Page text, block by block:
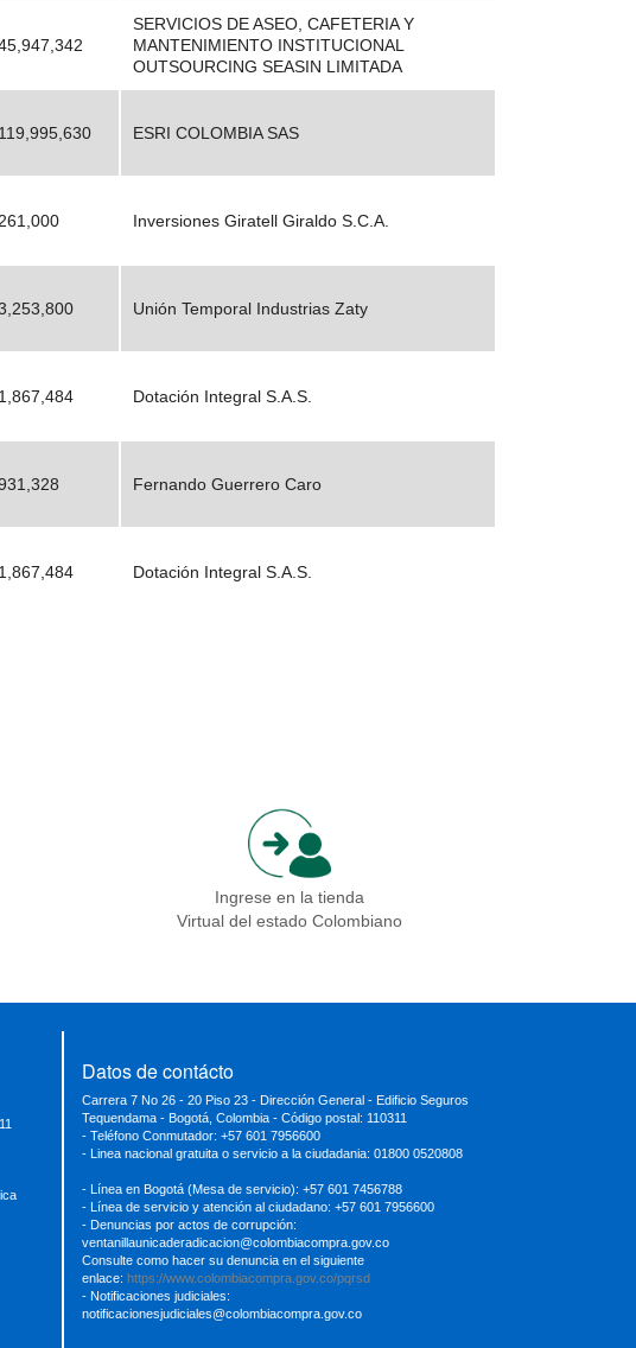
SERVICIOS DE ASEO, CAFETERIA Y
MANTENIMIENTO INSTITUCIONAL
OUTSOURCING SEASIN LIMITADA
ESRI COLOMBIA SAS
Inversiones Giratell Giraldo S.C.A.
Unión Temporal Industrias Zaty
Dotación Integral S.A.S.
Fernando Guerrero Caro
Dotación Integral S.A.S.
Ingrese en la tienda
Virtual del estado Colombiano
Datos de contácto
Carrera 7 No 26 - 20 Piso 23 - Dirección General - Edificio Seguros
Tequendama - Bogotá, Colombia - Código postal: 110311
- Teléfono Conmutador: +57 601 7956600
- Linea nacional gratuita o servicio a la ciudadania: 01800 0520808
- Línea en Bogotá (Mesa de servicio): +57 601 7456788
- Línea de servicio y atención al ciudadano: +57 601 7956600
- Denuncias por actos de corrupción:
ventanillaunicaderadicacion@colombiacompra.gov.co
Consulte como hacer su denuncia en el siguiente
enlace: https://www.colombiacompra.gov.co/pqrsd
- Notificaciones judiciales:
notificacionesjudiciales@colombiacompra.gov.co